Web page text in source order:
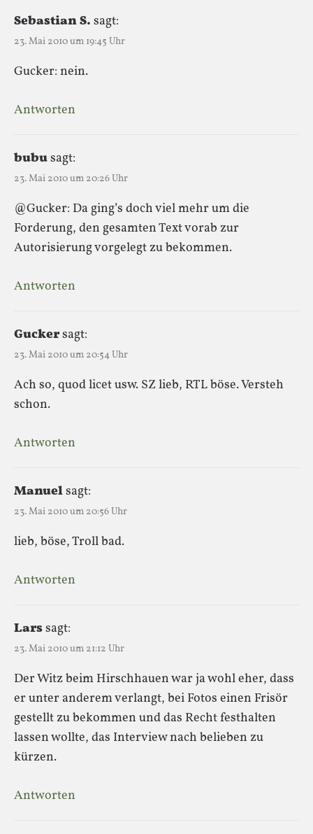
Sebastian S. sagt:
23. Mai 2010 um 19:45 Uhr
Gucker: nein.
Antworten
bubusagt:
23. Mai 2010 um 20:26 Uhr
@Gucker: Da ging’s doch viel mehr um die
Forderung, den gesamten Text vorab zur
Autorisierung vorgelegt zu bekommen.
Antworten
Guckersagt:
23. Mai 2010 um 20:54 Uhr
Ach so, quod licet usw. SZ lieb, RTL böse. Versteh
schon.
Antworten
Manuelsagt:
23. Mai 2010 um 20:56 Uhr
lieb, böse, Troll bad.
Antworten
Larssagt:
23. Mai 2010 um 21:12 Uhr
Der Witz beim Hirschhauen war ja wohl eher, dass
er unter anderem verlangt, bei Fotos einen Frisör
gestellt zu bekommen und das Recht festhalten
lassen wollte, das Interview nach belieben zu
kürzen.
Antworten